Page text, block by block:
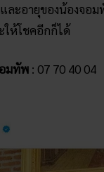
ละอายุของน้องจอ
ให้โชคอีกก็ได้
มทัพ : 07 70 40 04